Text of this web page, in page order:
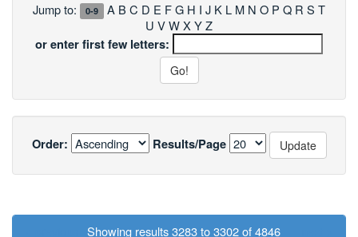
Jump to: 0-9 A B C D E F G H I J K L M N O P Q R S T
U VWX YZ
or enter first few letters:
Order: Results/Page
Showing results 3283 to 3302 of 4846